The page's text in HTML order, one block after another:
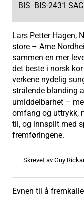
BIS BIS-2431
Lars Petter Hagen,
store – Arne
sammen en mer
det beste i norsk
verkene nydelig
strålende blanding
umiddelbarhet –
omfang og uttrykk,
til, og innspilt med
fremføringene.
Skrevet av Guy
Evnen til å